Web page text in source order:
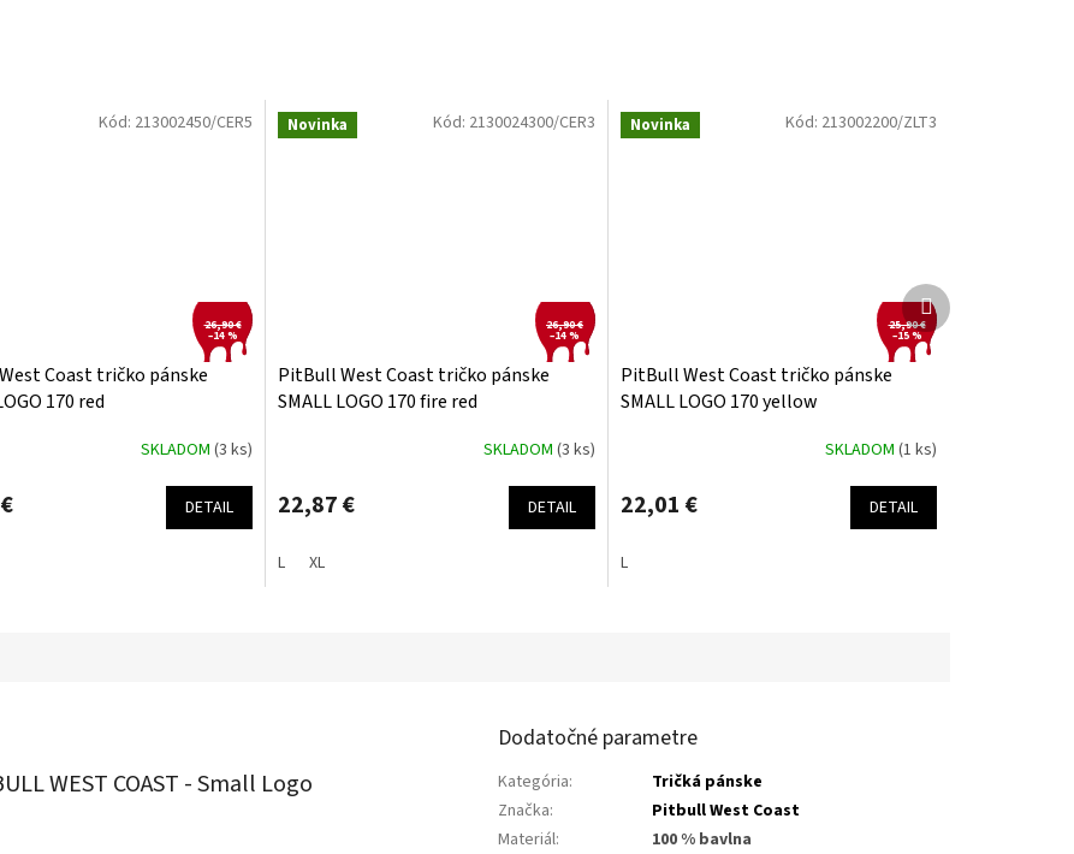
26,90 €
–14 %
Coast tričko pánske
170 red
SKLADOM (3 ks)
DETAIL
Kód: 213002450/CER5 Novinka
26,90 €
–14 %
PitBull West Coast tričko pánske
SMALL LOGO 170 fire red
SKLADOM (3 ks)
22,87 € DETAIL
L XL
Kód: 2130024300/CER3 Novinka
25,90 €
–15 %
PitBull West Coast tričko pánske
SMALL LOGO 170 yellow
SKLADOM (1 ks)
22,01 € DETAIL
L
Kód: 213002200/ZLT3
Ďalší
produkt
WEST COAST - Small Logo
Dodatočné parametre
Kategória:
Tričká pánske
Značka:
Pitbull West Coast
Materiál:
100 % bavlna